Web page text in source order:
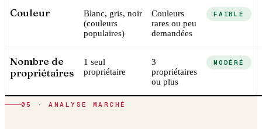
Couleur
Blanc, gris, noir
(couleurs
populaires)
Couleurs
rares ou peu
demandées
FAIBLE
Nombre de
propriétaires
1 seul
propriétaire
3
propriétaires
ou plus
MODÉRÉ
05 · ANALYSE MARCHÉ